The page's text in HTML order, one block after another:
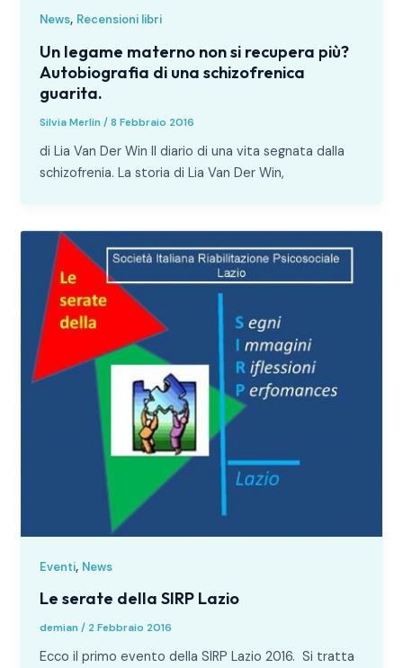
News, Recensioni libri
Un legame materno non si recupera più?
Autobiografia di una schizofrenica
guarita.
Silvia Merlin/8 Febbraio 2016
di Lia Van Der Win Il diario di una vita segnata dalla
schizofrenia. La storia di Lia Van Der Win,
Eventi, News
Le serate della SIRP Lazio
demian/ 2 Febbraio 2016
Ecco il primo evento della SIRP Lazio 2016. Si tratta